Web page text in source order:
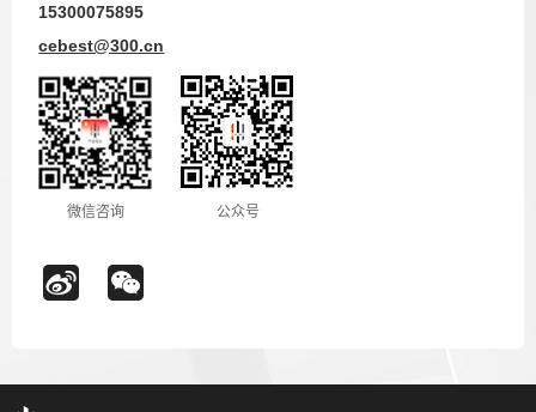
15300075895
cebest@300.cn
微信咨询 公众号